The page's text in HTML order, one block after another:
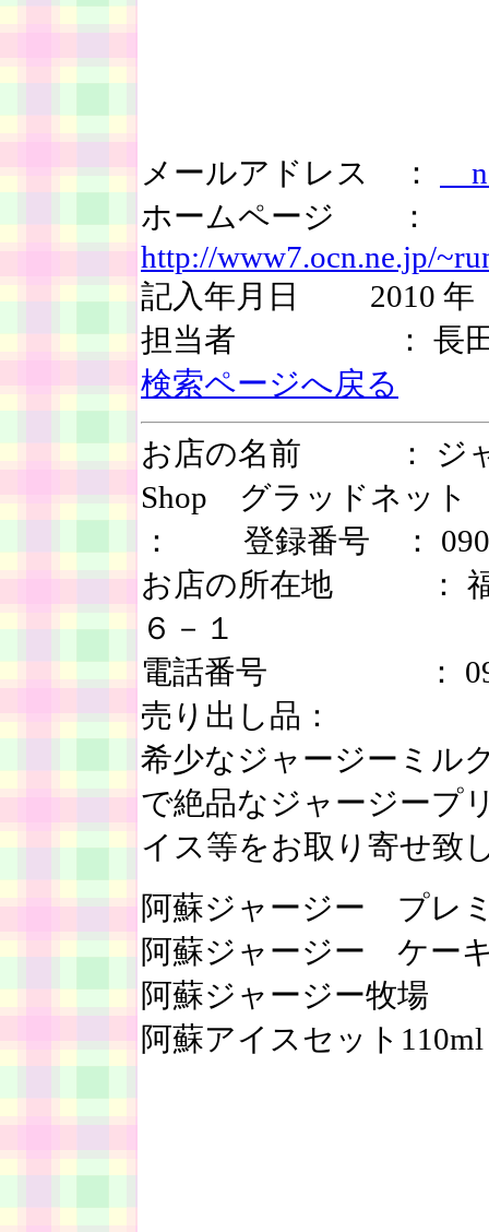
メールアドレス ：
ホームページ ：
http://www7.ocn.ne.jp/
記入年月日 2010
担当者 ： 長田
検索ページへ戻る
お店の名前 ： ジャ
Shop グラッド
： 登録番号 ：
お店の所在地 ： 福
６－１
電話番号 ： 092-
売り出し品：
希少なジャージーミル
で絶品なジャージープ
イス等をお取り寄せ致
阿蘇ジャージー プレ
阿蘇ジャージー ケ
阿蘇ジャージー牧場
阿蘇アイスセット110ml